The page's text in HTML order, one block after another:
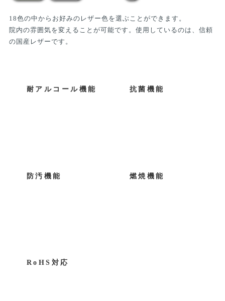
18色の中からお好みのレザー色を選ぶことができます。
院内の雰囲気を変えることが可能です。使用しているのは、信頼
の国産レザーです。
耐アルコール機能 抗菌機能
防汚機能 燃焼機能
RoHS対応